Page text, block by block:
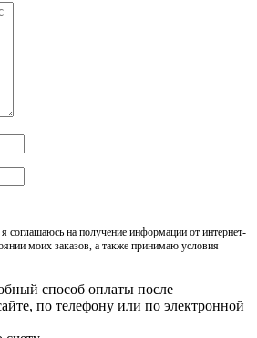
соглашаюсь на получение информации от интернет-
моих заказов, а также принимаю условия
способ оплаты после
по телефону или по электронной